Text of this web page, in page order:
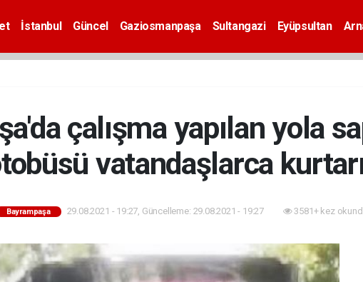
İstanbul Güncel Gaziosmanpaşa Sultangazi Eyüpsultan
çalışma yapılan yola
vatandaşlarca
Bayrampaşa 29.08.2021 - 19:27, Güncelleme: 29.08.2021 - 19:27 3581+ kez